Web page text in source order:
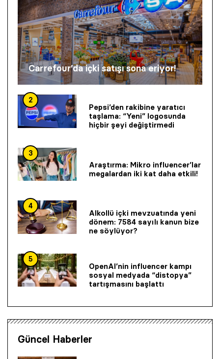
Carrefour’da içki satışı sona eriyor!
2
Pepsi’den rakibine yaratıcı
taşlama: “Yeni” logosunda
hiçbir şeyi değiştirmedi
3
Araştırma: Mikro influencer’lar
megalardan iki kat daha etkili!
4
Alkollü içki mevzuatında yeni
dönem: 7584 sayılı kanun bize
ne söylüyor?
5
OpenAI’nin influencer kampı
sosyal medyada “distopya”
tartışmasını başlattı
Güncel Haberler